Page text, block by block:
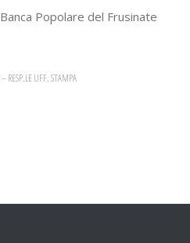
Popolare del Frusinate
– RESP.LE UFF. STAMPA